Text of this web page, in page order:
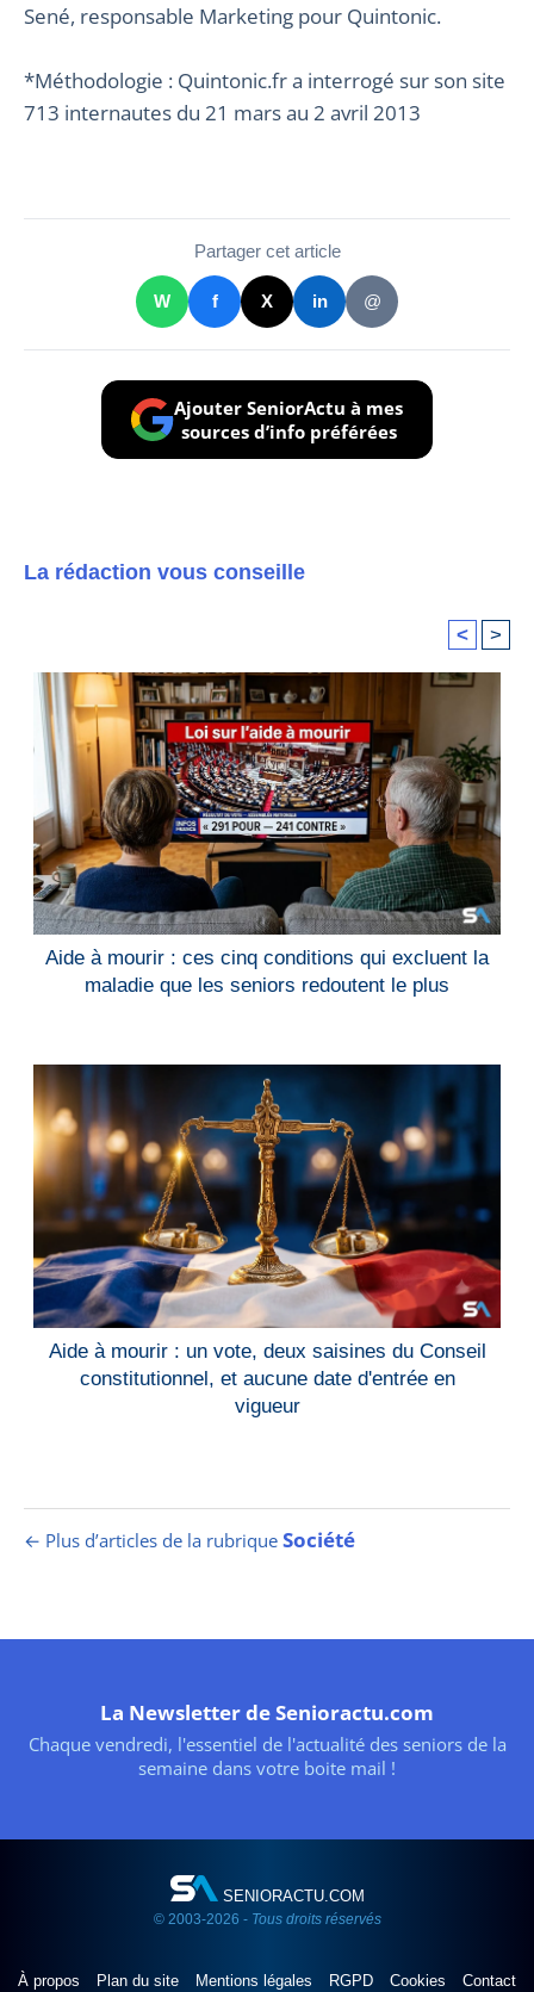
Sené, responsable Marketing pour Quintonic.
*Méthodologie : Quintonic.fr a interrogé sur son site
713 internautes du 21 mars au 2 avril 2013
Partager cet article
W f X in @
Ajouter SeniorActu à mes
sources d’info préférées
La rédaction vous conseille
< >
Aide à mourir : ces cinq conditions qui excluent la
maladie que les seniors redoutent le plus
Aide à mourir : un vote, deux saisines du Conseil
constitutionnel, et aucune date d'entrée en
vigueur
← Plus d’articles de la rubrique Société
La Newsletter de Senioractu.com
Chaque vendredi, l'essentiel de l'actualité des seniors de la
semaine dans votre boite mail !
SENIORACTU.COM
© 2003-2026 - Tous droits réservés
À propos Plan du site Mentions légales RGPD Cookies Contact